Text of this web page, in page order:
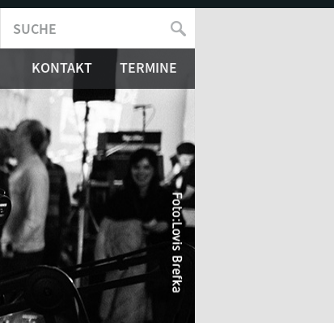
SUCHFORMULAR
SUCHE
KONTAKT TERMINE